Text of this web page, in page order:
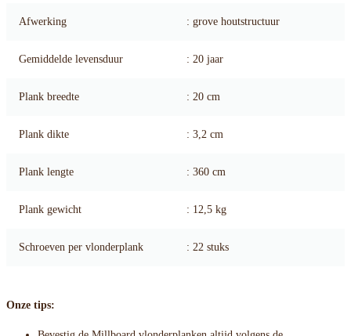
Afwerking : grove houtstructuur
Gemiddelde levensduur : 20 jaar
Plank breedte : 20 cm
Plank dikte : 3,2 cm
Plank lengte : 360 cm
Plank gewicht : 12,5 kg
Schroeven per vlonderplank : 22 stuks
Onze tips: